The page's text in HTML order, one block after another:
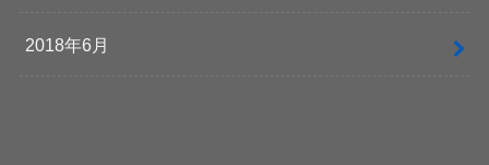
2018年6月